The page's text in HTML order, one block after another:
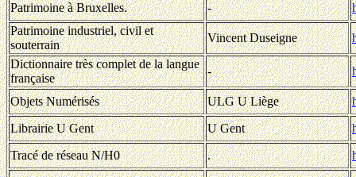
Patrimoine à Bruxelles.
-
Patrimoine industriel, civil et
souterrain
Vincent Duseigne
Dictionnaire très complet de la langue
française
-
Objets Numérisés ULG U Liège
Librairie U Gent
U Gent
Tracé de réseau N/H0
.